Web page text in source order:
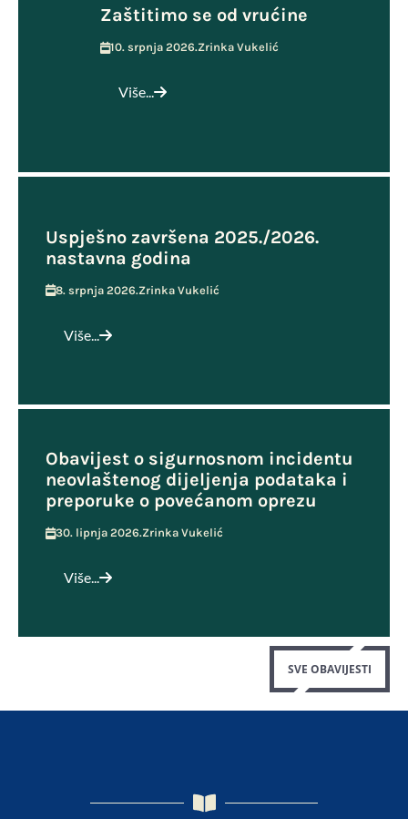
Zaštitimo se od vrućine
10. srpnja 2026.Zrinka Vukelić
Više...
Uspješno završena 2025./2026.
nastavna godina
8. srpnja 2026.Zrinka Vukelić
Više...
Obavijest o sigurnosnom incidentu
neovlaštenog dijeljenja podataka i
preporuke o povećanom oprezu
30. lipnja 2026.Zrinka Vukelić
Više...
SVE OBAVIJESTI